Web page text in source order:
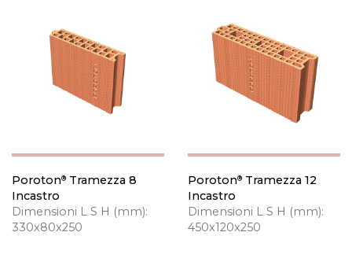
Poroton® Tramezza 8
Incastro
Dimensioni L S H (mm):
330x80x250
Poroton® Tramezza 12
Incastro
Dimensioni L S H (mm):
450x120x250